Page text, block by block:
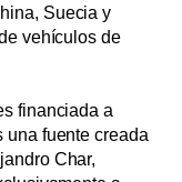
Suecia y
vehículos de
financiada a
una fuente creada
Char,